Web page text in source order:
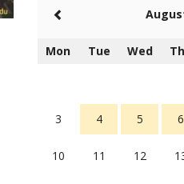
Mon Tue Wed
3 4 5 6
10 11 12